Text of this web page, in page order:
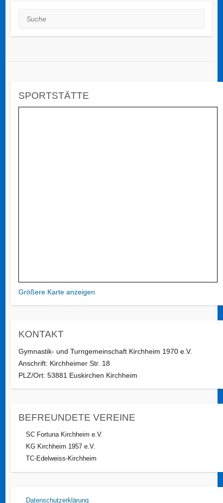
Suche
SPORTSTÄTTE
Größere Karte anzeigen
KONTAKT
Gymnastik- und Turngemeinschaft Kirchheim 1970 e.V.
Anschrift: Kirchheimer Str. 18
PLZ/Ort: 53881 Euskirchen Kirchheim
BEFREUNDETE VEREINE
SC Fortuna Kirchheim e.V.
KG Kirchheim 1957 e.V.
TC-Edelweiss-Kirchheim
Datenschutzerklärung